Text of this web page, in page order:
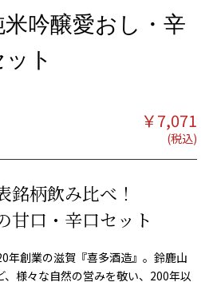
米吟醸愛おし・辛
ト
￥7,071
銘柄飲み比べ！
甘口・辛口セット
年創業の滋賀『喜多酒造』。鈴鹿山
様々な自然の営みを敬い、200年以